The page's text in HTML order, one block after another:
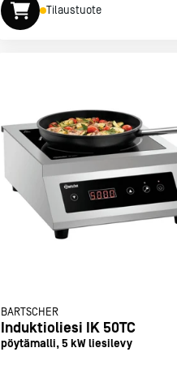
Tilaustuote
BARTSCHER
Induktioliesi IK 50TC
pöytämalli, 5 kW liesilevy